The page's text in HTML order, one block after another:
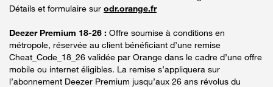
Détails et formulaire sur odr.orange.fr
Deezer Premium 18-26 : Offre soumise à conditions en
métropole, réservée au client bénéficiant d’une remise
Cheat_Code_18_26 validée par Orange dans le cadre d’une offre
mobile ou internet éligibles. La remise s’appliquera sur
l’abonnement Deezer Premium jusqu’aux 26 ans révolus du